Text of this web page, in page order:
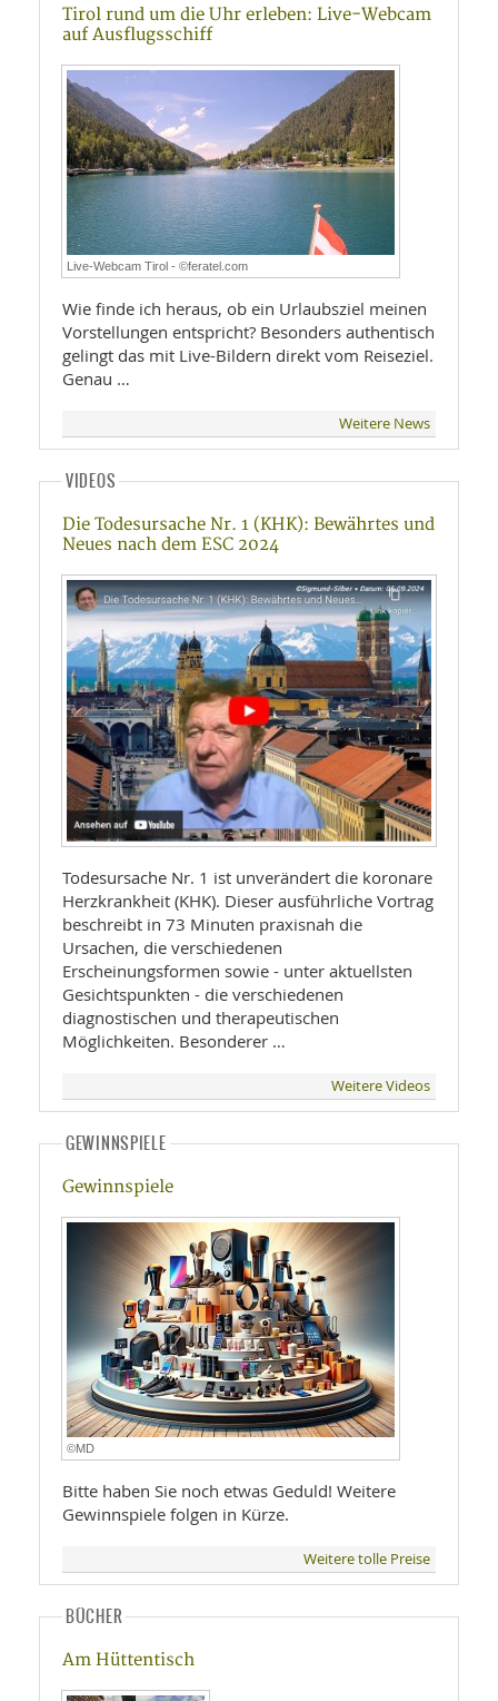
Tirol rund um die Uhr erleben: Live-Webcam
auf Ausflugsschiff
Live-Webcam Tirol - ©feratel.com
Wie finde ich heraus, ob ein Urlaubsziel meinen
Vorstellungen entspricht? Besonders authentisch
gelingt das mit Live-Bildern direkt vom Reiseziel.
Genau …
Weitere News
VIDEOS
Die Todesursache Nr. 1 (KHK): Bewährtes und
Neues nach dem ESC 2024
Todesursache Nr. 1 ist unverändert die koronare
Herzkrankheit (KHK). Dieser ausführliche Vortrag
beschreibt in 73 Minuten praxisnah die
Ursachen, die verschiedenen
Erscheinungsformen sowie - unter aktuellsten
Gesichtspunkten - die verschiedenen
diagnostischen und therapeutischen
Möglichkeiten. Besonderer …
Weitere Videos
GEWINNSPIELE
Gewinnspiele
©MD
Bitte haben Sie noch etwas Geduld! Weitere
Gewinnspiele folgen in Kürze.
Weitere tolle Preise
BÜCHER
Am Hüttentisch